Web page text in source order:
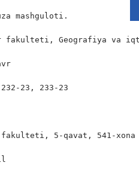
mashguloti.
fakulteti, Geografiya va
23, 233-23
5-qavat, 541-xona